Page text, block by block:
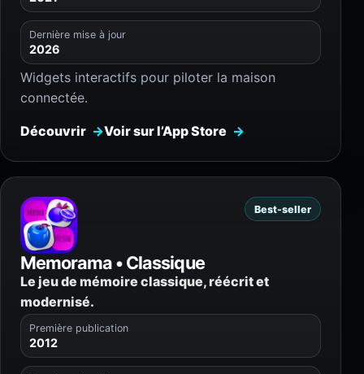
Dernière mise à jour
2026
Widgets interactifs pour piloter la maison
connectée.
Découvrir Voir sur l’App Store
Best-seller
Memorama • Classique
Le jeu de mémoire classique, réécrit et
modernisé.
Première publication
2012